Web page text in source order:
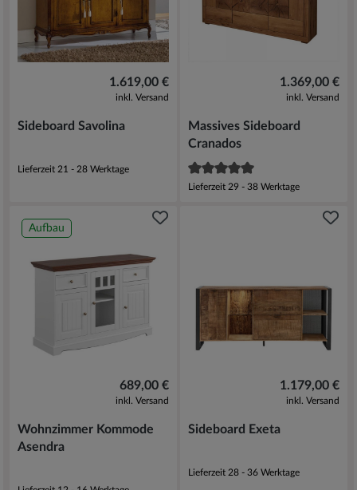
1.619,00 €
inkl. Versand
Sideboard Savolina
Lieferzeit 21 - 28 Werktage
1.369,00 €
inkl. Versand
Massives Sideboard
Cranados
Lieferzeit 29 - 38 Werktage
Aufbau
689,00 €
inkl. Versand
Wohnzimmer Kommode
Asendra
1.179,00 €
inkl. Versand
Sideboard Exeta
Lieferzeit 28 - 36 Werktage